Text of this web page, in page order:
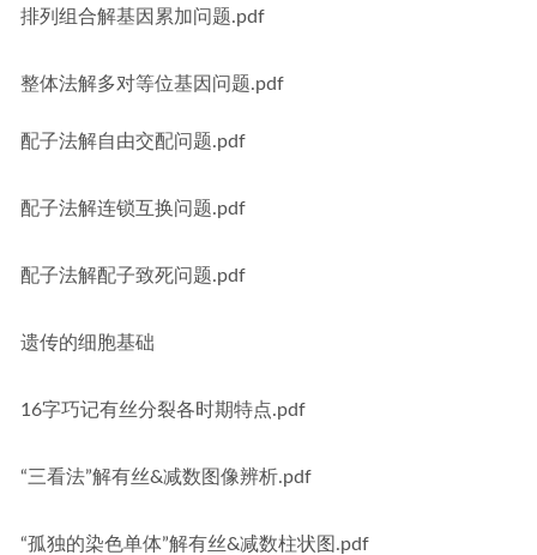
排列组合解基因累加问题.pdf
整体法解多对等位基因问题.pdf
配子法解自由交配问题.pdf
配子法解连锁互换问题.pdf
配子法解配子致死问题.pdf
遗传的细胞基础
16字巧记有丝分裂各时期特点.pdf
“三看法”解有丝&减数图像辨析.pdf
“孤独的染色单体”解有丝&减数柱状图.pdf